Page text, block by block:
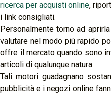
ricerca per acquisti online,
i link consigliati.
Personalmente torno ad
valutare nel modo più rapido
offre il mercato quando sono
articoli di qualunque natura.
Tali motori guadagnano
pubblicità e i negozi online